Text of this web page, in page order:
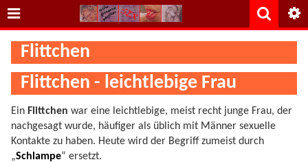
Flittchen
Flittchen - leichtlebige Frau
Ein Flittchen war eine leichtlebige, meist recht junge Frau, der
nachgesagt wurde, häufiger als üblich mit Männer sexuelle
Kontakte zu haben. Heute wird der Begriff zumeist durch
„Schlampe“ ersetzt.